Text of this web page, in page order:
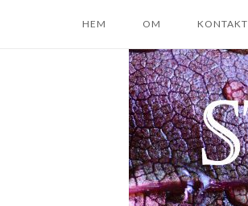
HEM OM KONTAKT
Home